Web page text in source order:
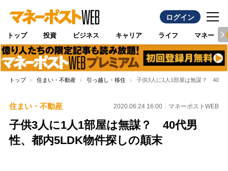
ログイン
トップ 投資 ビジネス キャリア ライフ マネー
トップ 住まい・不動産 引っ越し・移住 子供3人に1人1部屋は無謀？ 40代
住まい・不動産 2020.06.24 16:00 マネーポストWEB
子供3人に1人1部屋は無謀？ 40代男
性、都内5LDK物件探しの顛末